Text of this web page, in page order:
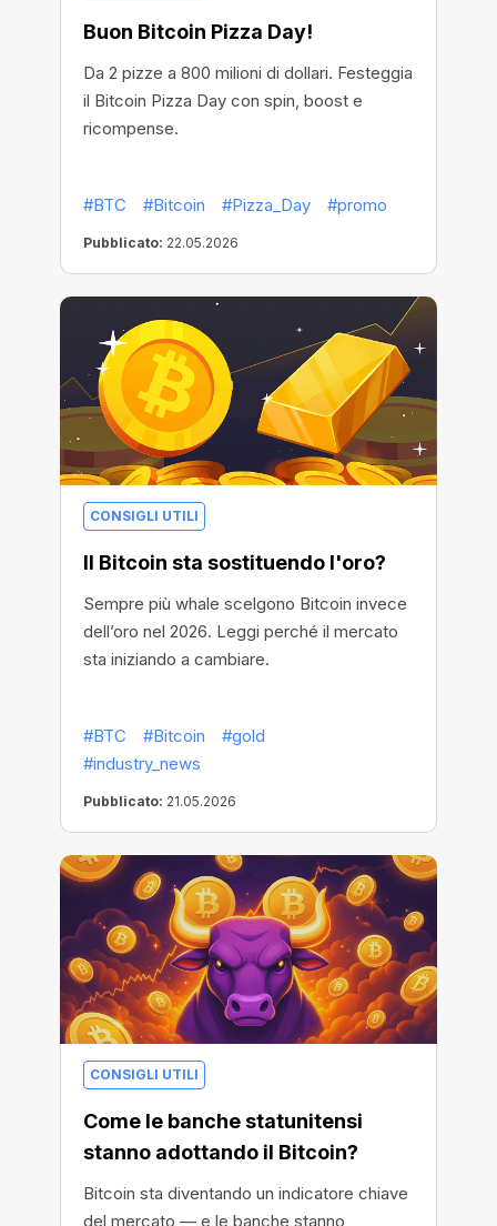
Buon Bitcoin Pizza Day!
Da 2 pizze a 800 milioni di dollari. Festeggia
il Bitcoin Pizza Day con spin, boost e
ricompense.
#BTC #Bitcoin #Pizza_Day #promo
Pubblicato: 22.05.2026
CONSIGLI UTILI
Il Bitcoin sta sostituendo l'oro?
Sempre più whale scelgono Bitcoin invece
dell’oro nel 2026. Leggi perché il mercato
sta iniziando a cambiare.
#BTC #Bitcoin
#gold
#industry_news
Pubblicato: 21.05.2026
CONSIGLI UTILI
Come le banche statunitensi
stanno adottando il Bitcoin?
Bitcoin sta diventando un indicatore chiave
del mercato — e le banche stanno